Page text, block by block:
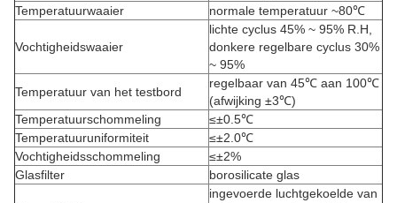
Temperatuurwaaier
normale temperatuur ~80℃
Vochtigheidswaaier
lichte cyclus 45% ~ 95% R.H,
donkere regelbare cyclus 30%
~ 95%
Temperatuur van het testbord
regelbaar van 45℃ aan 100℃
(afwijking ±3℃)
Temperatuurschommeling
≤±0.5℃
Temperatuuruniformiteit
≤±2.0℃
Vochtigheidsschommeling
≤±2%
Glasfilter
borosilicate glas
ingevoerde luchtgekoelde van